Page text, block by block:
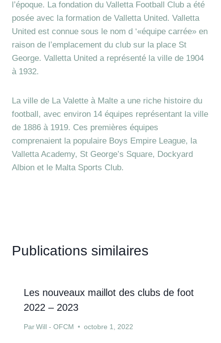
l’époque. La fondation du Valletta Football Club a été
posée avec la formation de Valletta United. Valletta
United est connue sous le nom d ‘«équipe carrée» en
raison de l’emplacement du club sur la place St
George. Valletta United a représenté la ville de 1904
à 1932.
La ville de La Valette à Malte a une riche histoire du
football, avec environ 14 équipes représentant la ville
de 1886 à 1919. Ces premières équipes
comprenaient la populaire Boys Empire League, la
Valletta Academy, St George’s Square, Dockyard
Albion et le Malta Sports Club.
Publications similaires
Les nouveaux maillot des clubs de foot
2022 – 2023
Par Will - OFCM octobre 1, 2022